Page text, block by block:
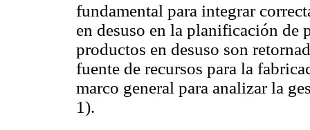
fundamental para integrar
en desuso en la planificación de
productos en desuso son
fuente de recursos para la
marco general para analizar la
1).